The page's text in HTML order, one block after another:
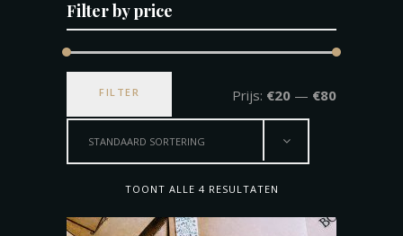
Filter by price
FILTER Prijs: €20 — €80
STANDAARD SORTERING
TOONT ALLE 4 RESULTATEN